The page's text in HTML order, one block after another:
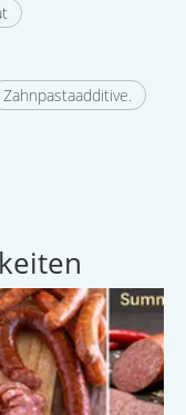
Zahnpastaadditive.